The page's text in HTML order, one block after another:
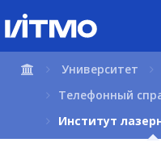
содержимому
страницы.
Университет
Телефонный
Институт